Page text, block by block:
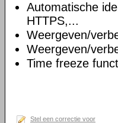
Automatische
HTTPS,...
Weergeven/
Weergeven/
Time freeze
Stel een correctie voor